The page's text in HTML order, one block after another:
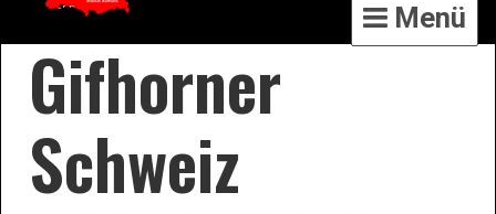
Menü
Gifhorner
Schweiz